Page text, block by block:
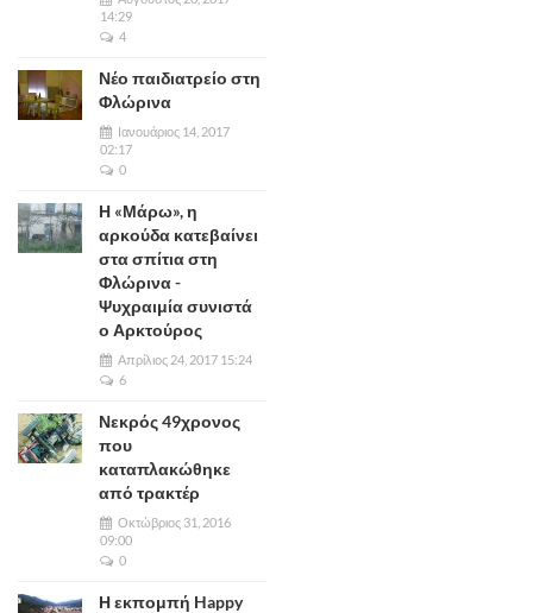
14:29
4
Νέο παιδιατρείο στη
Φλώρινα
Ιανουάριος 14, 2017
02:17
0
Η «Μάρω», η
αρκούδα κατεβαίνει
στα σπίτια στη
Φλώρινα -
Ψυχραιμία συνιστά
ο Αρκτούρος
Απρίλιος 24, 2017 15:24
6
Νεκρός 49χρονος
που
καταπλακώθηκε
από τρακτέρ
Οκτώβριος 31, 2016
09:00
0
Η εκπομπή Happy